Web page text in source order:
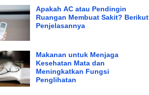
Apakah AC atau Pendingin
Ruangan Membuat Sakit? Berikut
Penjelasannya
Makanan untuk Menjaga
Kesehatan Mata dan
Meningkatkan Fungsi
Penglihatan